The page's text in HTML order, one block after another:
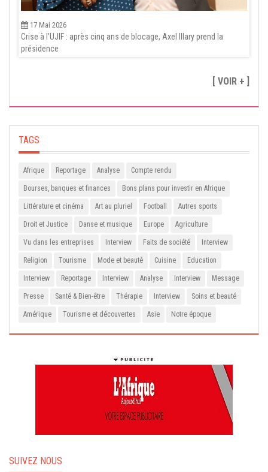
17 Mai 2026
Crise à l’UJIF : après cinq ans de blocage, Axel Illary prend la
présidence
[ VOIR + ]
TAGS
Afrique Reportage Analyse Compte rendu
Bourses, banques et finances Bons plans pour investir en Afrique
Littérature et cinéma Art au pluriel Football Autres sports
Droit et Justice Danse et musique Europe Agriculture
Vu dans les entreprises Interview Faits de société Interview
Religion Tourisme Mode et beauté Cuisine Education
Interview Reportage Interview Analyse Interview Message
Presse Santé & Bien-être Thérapie Interview Soins et beauté
Amérique Tourisme et découvertes Asie Notre époque
SUIVEZ NOUS